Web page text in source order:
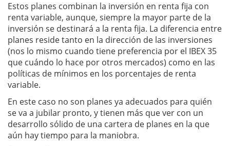
Estos planes combinan la inversión en renta fija con
renta variable, aunque, siempre la mayor parte de la
inversión se destinará a la renta fija. La diferencia entre
planes reside tanto en la dirección de las inversiones
(nos lo mismo cuando tiene preferencia por el IBEX 35
que cuándo lo hace por otros mercados) como en las
políticas de mínimos en los porcentajes de renta
variable.
En este caso no son planes ya adecuados para quién
se va a jubilar pronto, y tienen más que ver con un
desarrollo sólido de una cartera de planes en la que
aún hay tiempo para la maniobra.